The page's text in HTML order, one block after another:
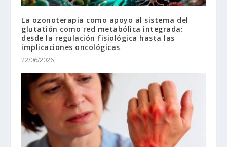
La ozonoterapia como apoyo al sistema del
glutatión como red metabólica integrada:
desde la regulación fisiológica hasta las
implicaciones oncológicas
22/06/2026